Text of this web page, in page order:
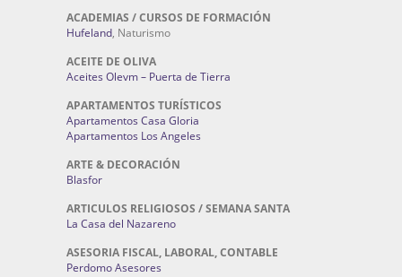
ACADEMIAS / CURSOS DE FORMACIÓN
Hufeland, Naturismo
ACEITE DE OLIVA
Aceites Olevm – Puerta de Tierra
APARTAMENTOS TURÍSTICOS
Apartamentos Casa Gloria
Apartamentos Los Angeles
ARTE & DECORACIÓN
Blasfor
ARTICULOS RELIGIOSOS / SEMANA SANTA
La Casa del Nazareno
ASESORIA FISCAL, LABORAL, CONTABLE
Perdomo Asesores